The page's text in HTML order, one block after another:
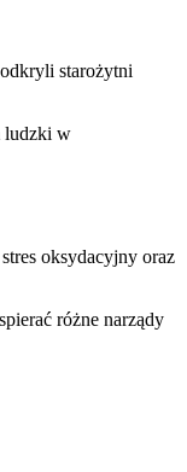
starożytni
ludzki w
oksydacyjny oraz
różne narządy